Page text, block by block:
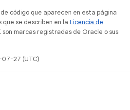
código que aparecen en esta página
se describen en la Licencia de
son marcas registradas de Oracle o sus
27 (UTC)